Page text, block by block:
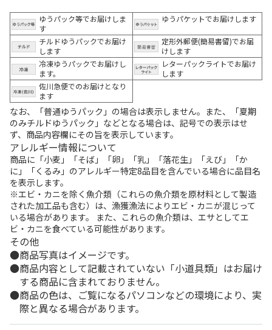
ゆうパック等でお届けしま
す
ゆうパケットでお届けします
チルドゆうパックでお届け
します
定形外郵便(簡易書留)でお届
けします
冷凍ゆうパックでお届けし
ます。
レターパックライトでお届け
します
佐川急便でのお届けとなり
ます
なお、「普通ゆうパック」の場合は表示しません。また、「夏期
のみチルドゆうパック」などとなる場合は、記号での表示はせ
ず、商品内容欄にその旨を表示しています。
アレルギー情報について
商品に「小麦」「そば」「卵」「乳」「落花生」「えび」「か
に」「くるみ」のアレルギー特定8品目を含んでいる場合に品目名
を表示します。
※エビ・カニを除く魚介類（これらの魚介類を原材料として製造
された加工品も含む）は、漁獲漁法によりエビ・カニが混じって
いる場合があります。 また、これらの魚介類は、エサとしてエ
ビ・カニを食べている可能性があります。
その他
商品写真はイメージです。
商品内容として記載されていない「小道具類」はお届け
する商品に含まれておりません。
商品の色は、ご覧になるパソコンなどの環境により、実
際と異なる場合があります。